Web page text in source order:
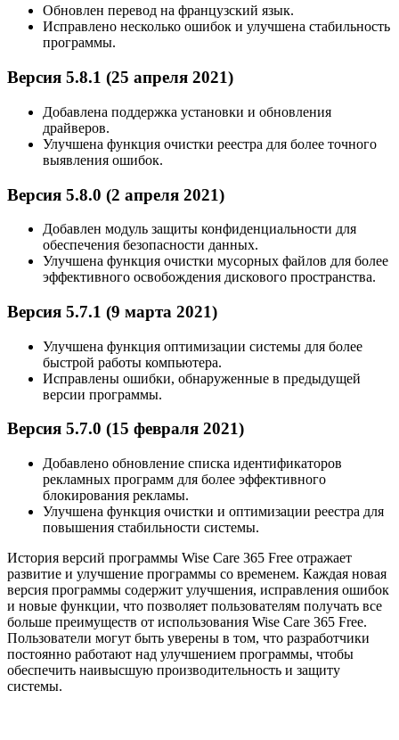
Обновлен перевод на французский язык.
Исправлено несколько ошибок и улучшена стабильность
программы.
Версия 5.8.1 (25 апреля 2021)
Добавлена поддержка установки и обновления
драйверов.
Улучшена функция очистки реестра для более точного
выявления ошибок.
Версия 5.8.0 (2 апреля 2021)
Добавлен модуль защиты конфиденциальности для
обеспечения безопасности данных.
Улучшена функция очистки мусорных файлов для более
эффективного освобождения дискового пространства.
Версия 5.7.1 (9 марта 2021)
Улучшена функция оптимизации системы для более
быстрой работы компьютера.
Исправлены ошибки, обнаруженные в предыдущей
версии программы.
Версия 5.7.0 (15 февраля 2021)
Добавлено обновление списка идентификаторов
рекламных программ для более эффективного
блокирования рекламы.
Улучшена функция очистки и оптимизации реестра для
повышения стабильности системы.
История версий программы Wise Care 365 Free отражает
развитие и улучшение программы со временем. Каждая новая
версия программы содержит улучшения, исправления ошибок
и новые функции, что позволяет пользователям получать все
больше преимуществ от использования Wise Care 365 Free.
Пользователи могут быть уверены в том, что разработчики
постоянно работают над улучшением программы, чтобы
обеспечить наивысшую производительность и защиту
системы.